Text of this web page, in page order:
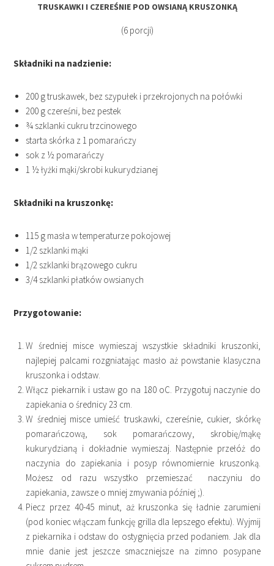
TRUSKAWKI I CZEREŚNIE POD OWSIANĄ KRUSZONKĄ
(6 porcji)
Składniki na nadzienie:
200 g truskawek, bez szypułek i przekrojonych na połówki
200 g czereśni, bez pestek
¾ szklanki cukru trzcinowego
starta skórka z 1 pomarańczy
sok z ½ pomarańczy
1 ½ łyżki mąki/skrobi kukurydzianej
Składniki na kruszonkę:
115 g masła w temperaturze pokojowej
1/2 szklanki mąki
1/2 szklanki brązowego cukru
3/4 szklanki płatków owsianych
Przygotowanie:
W średniej misce wymieszaj wszystkie składniki kruszonki,
najlepiej palcami rozgniatając masło aż powstanie klasyczna
kruszonka i odstaw.
Włącz piekarnik i ustaw go na 180 oC. Przygotuj naczynie do
zapiekania o średnicy 23 cm.
W średniej misce umieść truskawki, czereśnie, cukier, skórkę
pomarańczową, sok pomarańczowy, skrobię/mąkę
kukurydzianą i dokładnie wymieszaj. Następnie przełóż do
naczynia do zapiekania i posyp równomiernie kruszonką.
Możesz od razu wszystko przemieszać naczyniu do
zapiekania, zawsze o mniej zmywania później ;).
Piecz przez 40-45 minut, aż kruszonka się ładnie zarumieni
(pod koniec włączam funkcję grilla dla lepszego efektu). Wyjmij
z piekarnika i odstaw do ostygnięcia przed podaniem. Jak dla
mnie danie jest jeszcze smaczniejsze na zimno posypane